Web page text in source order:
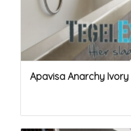
Apavisa Anarchy Ivory